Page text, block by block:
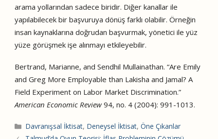
arama yollarından sadece biridir. Diğer kanallar ile
yapılabilecek bir başvuruya dönüş farklı olabilir. Örneğin
insan kaynaklarına doğrudan başvurmak, yönetici ile yüz
yüze görüşmek işe alınmayı etkileyebilir.
Bertrand, Marianne, and Sendhil Mullainathan. “Are Emily
and Greg More Employable than Lakisha and Jamal? A
Field Experiment on Labor Market Discrimination.”
American Economic Review 94, no. 4 (2004): 991-1013.
Kategoriler
Davranışsal İktisat, Deneysel İktisat,Öne Çıkanlar